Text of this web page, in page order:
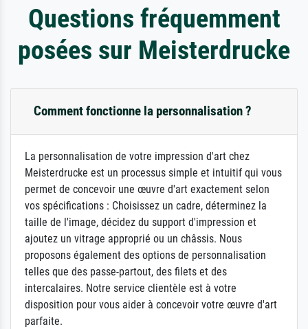
Questions fréquemment
posées sur Meisterdrucke
Comment fonctionne la personnalisation ?
La personnalisation de votre impression d'art chez
Meisterdrucke est un processus simple et intuitif qui vous
permet de concevoir une œuvre d'art exactement selon
vos spécifications : Choisissez un cadre, déterminez la
taille de l'image, décidez du support d'impression et
ajoutez un vitrage approprié ou un châssis. Nous
proposons également des options de personnalisation
telles que des passe-partout, des filets et des
intercalaires. Notre service clientèle est à votre
disposition pour vous aider à concevoir votre œuvre d'art
parfaite.